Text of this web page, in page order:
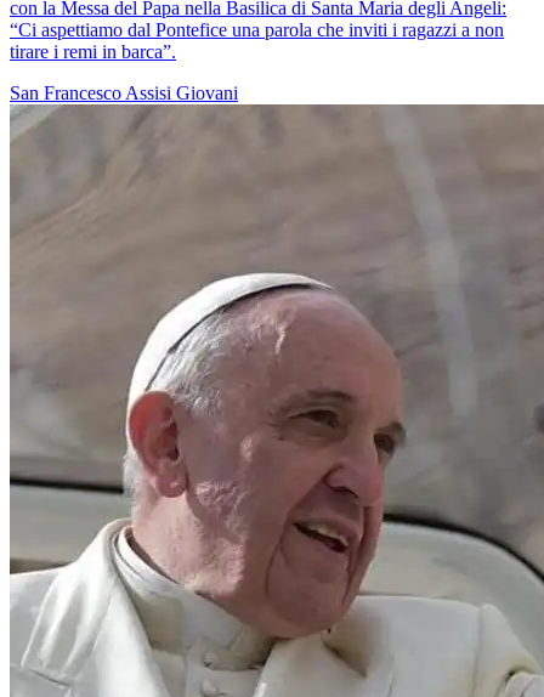
con la Messa del Papa nella Basilica di Santa Maria degli Angeli:
“Ci aspettiamo dal Pontefice una parola che inviti i ragazzi a non
tirare i remi in barca”.
San Francesco Assisi Giovani